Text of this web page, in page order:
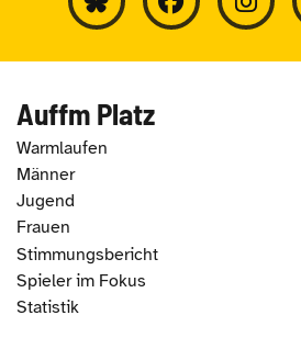
Auffm Platz
Warmlaufen
Männer
Jugend
Frauen
Stimmungsbericht
Spieler im Fokus
Statistik